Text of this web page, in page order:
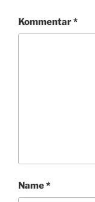
Kommentar*
Name*